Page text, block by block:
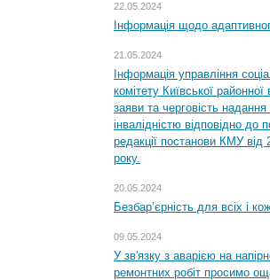
22.05.2024
Інформація щодо
21.05.2024
Інформація управління
комітету Київської
заяви та черговість надання
інвалідністю відповідно
редакції постанови КМУ від
року.
20.05.2024
Безбар’єрність для всіх і
09.05.2024
У зв'язку з аварією на
ремонтних робіт просимо